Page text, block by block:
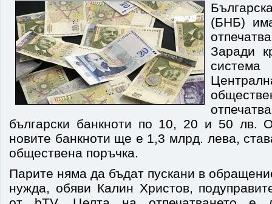
(БНБ)
Заради
български банкноти по 10, 20 и 50 лв.
новите банкноти ще е 1,3 млрд. лева,
обществена поръчка.
Парите няма да бъдат пускани в
нужда, обяви Калин Христов,